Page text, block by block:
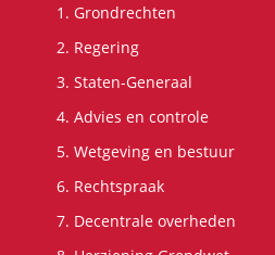
1. Grondrechten
2. Regering
3. Staten-Generaal
4. Advies en controle
5. Wetgeving en bestuur
6. Rechtspraak
7. Decentrale overheden